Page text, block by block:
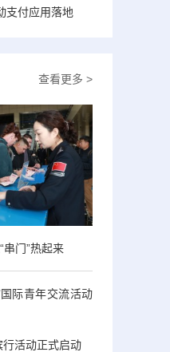
支付应用落地
查看更多 >
门”热起来
际青年交流活动
活动正式启动